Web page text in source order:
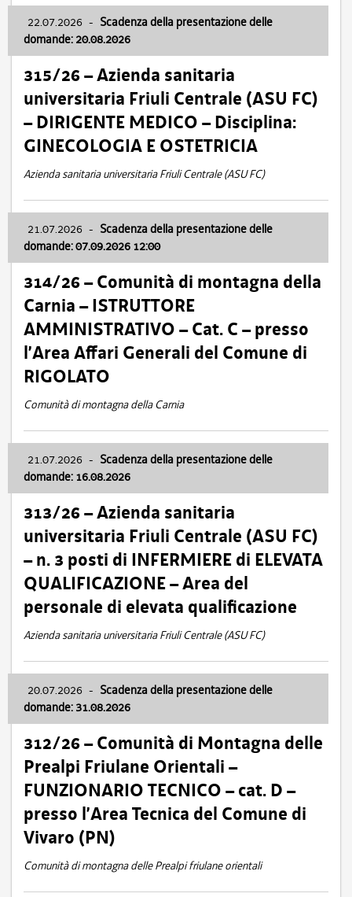
22.07.2026 - Scadenza della presentazione delle
domande: 20.08.2026
315/26 – Azienda sanitaria
universitaria Friuli Centrale (ASU FC)
– DIRIGENTE MEDICO – Disciplina:
GINECOLOGIA E OSTETRICIA
Azienda sanitaria universitaria Friuli Centrale (ASU FC)
21.07.2026 - Scadenza della presentazione delle
domande: 07.09.2026 12:00
314/26 – Comunità di montagna della
Carnia – ISTRUTTORE
AMMINISTRATIVO – Cat. C – presso
l’Area Affari Generali del Comune di
RIGOLATO
Comunità di montagna della Carnia
21.07.2026 - Scadenza della presentazione delle
domande: 16.08.2026
313/26 – Azienda sanitaria
universitaria Friuli Centrale (ASU FC)
– n. 3 posti di INFERMIERE di ELEVATA
QUALIFICAZIONE – Area del
personale di elevata qualificazione
Azienda sanitaria universitaria Friuli Centrale (ASU FC)
20.07.2026 - Scadenza della presentazione delle
domande: 31.08.2026
312/26 – Comunità di Montagna delle
Prealpi Friulane Orientali –
FUNZIONARIO TECNICO – cat. D –
presso l’Area Tecnica del Comune di
Vivaro (PN)
Comunità di montagna delle Prealpi friulane orientali